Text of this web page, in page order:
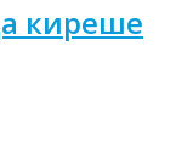
киреше